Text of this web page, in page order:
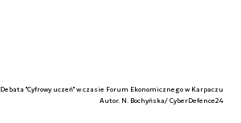
Debata "Cyfrowy uczeń" w czasie Forum Ekonomicznego w Karpaczu
Autor. N. Bochyńska/ CyberDefence24